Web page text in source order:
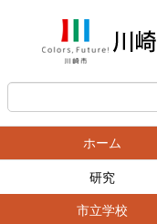
ホーム
研究
市立学校